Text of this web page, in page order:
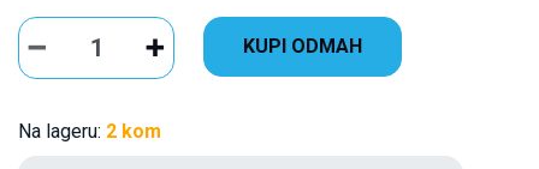
KUPI ODMAH
Na lageru: 2 kom